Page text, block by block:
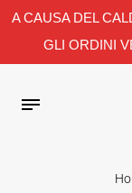
A CAUSA DEL
GLI ORDINI